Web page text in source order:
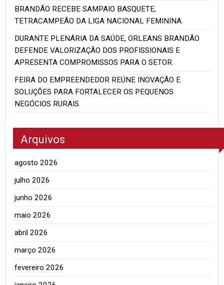
BRANDÃO RECEBE SAMPAIO BASQUETE,
TETRACAMPEÃO DA LIGA NACIONAL FEMININA.
DURANTE PLENÁRIA DA SAÚDE, ORLEANS BRANDÃO
DEFENDE VALORIZAÇÃO DOS PROFISSIONAIS E
APRESENTA COMPROMISSOS PARA O SETOR.
FEIRA DO EMPREENDEDOR REÚNE INOVAÇÃO E
SOLUÇÕES PARA FORTALECER OS PEQUENOS
NEGÓCIOS RURAIS.
Arquivos
agosto 2026
julho 2026
junho 2026
maio 2026
abril 2026
março 2026
fevereiro 2026